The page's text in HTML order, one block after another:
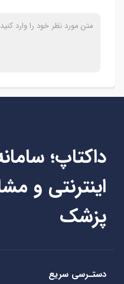
داکتاپ؛
اینترنتی و
پزشک
دستـرسی سریع